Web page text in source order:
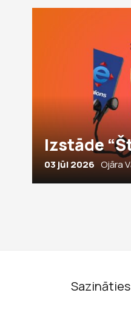
Izstāde
03 jūl 2026 Ojāra
Sazināties